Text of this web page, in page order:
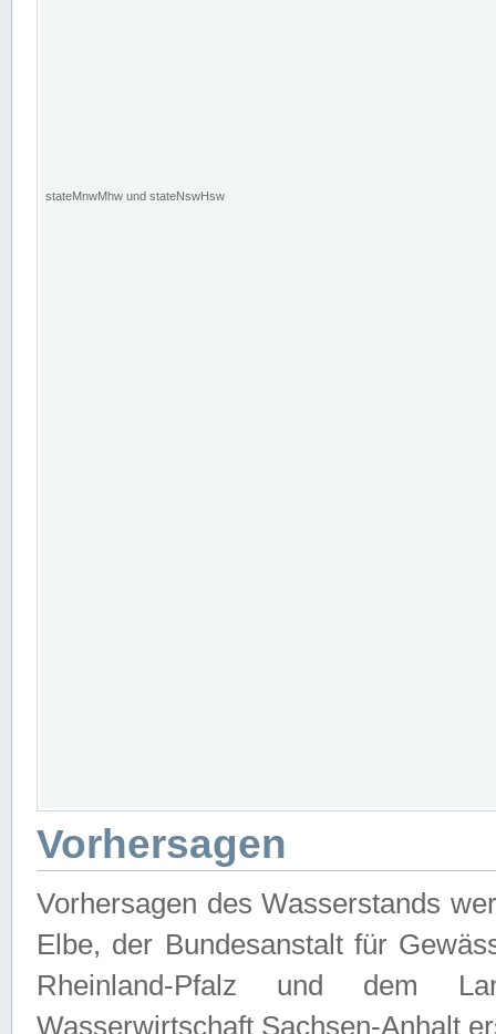
stateMnwMhw und stateNswHsw
Vorhersagen
Vorhersagen des Wasserstands
Elbe, der Bundesanstalt für
Rheinland-Pfalz und dem
Wasserwirtschaft Sachsen-Anhalt